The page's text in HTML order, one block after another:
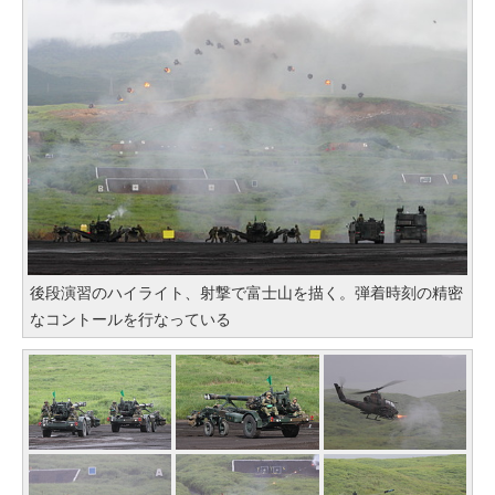
後段演習のハイライト、射撃で富士山を描く。弾着時刻の精密
なコントールを行なっている